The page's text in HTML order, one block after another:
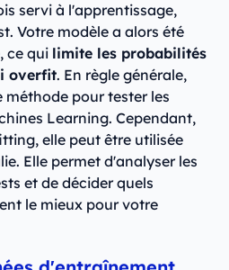
servi à l'apprentissage,
Votre modèle a alors été
ce qui limite les probabilités
overfit. En règle générale,
pour tester les
Learning. Cependant,
elle peut être utilisée
Elle permet d'analyser les
et de décider quels
le mieux pour votre